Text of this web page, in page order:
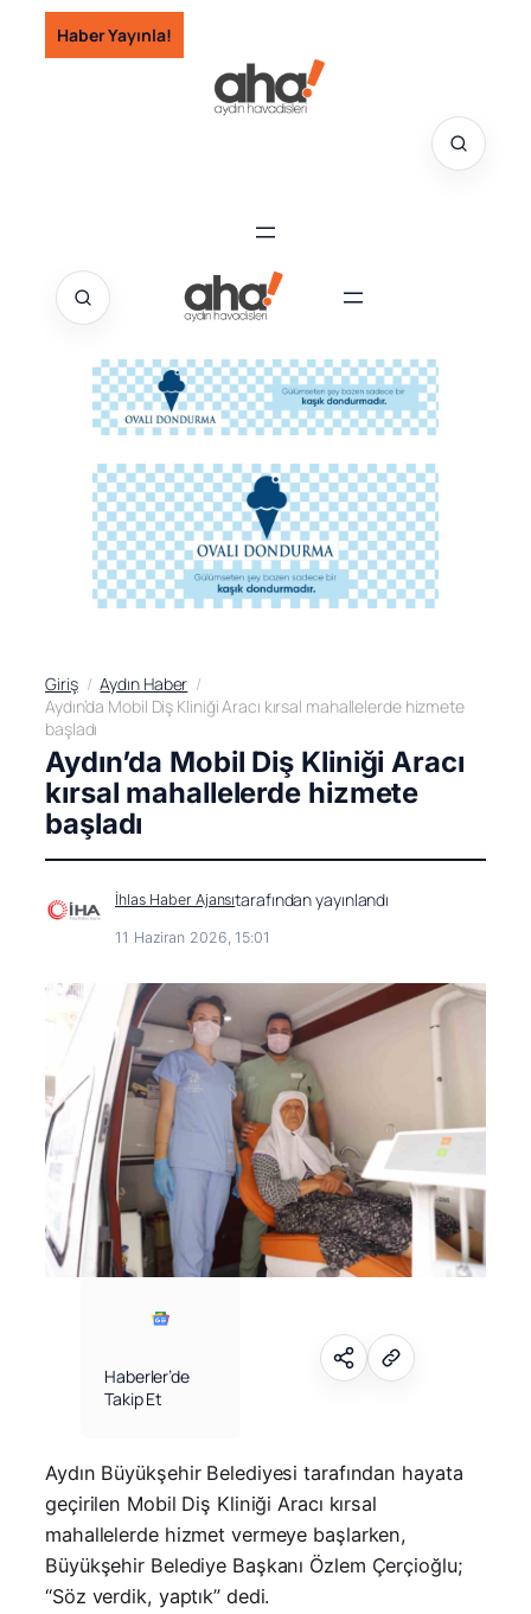
İçeriğe
geç
Haber Yayınla!
Giriş
Aydın Haber
Aydın’da Mobil Diş Kliniği Aracı kırsal mahallelerde hizmete
başladı
Aydın’da Mobil Diş Kliniği Aracı
kırsal mahallelerde hizmete
başladı
İhlas Haber Ajansıtarafından yayınlandı
11 Haziran 2026, 15:01
Haberler’de
Takip Et
Aydın Büyükşehir Belediyesi tarafından hayata
geçirilen Mobil Diş Kliniği Aracı kırsal
mahallelerde hizmet vermeye başlarken,
Büyükşehir Belediye Başkanı Özlem Çerçioğlu;
“Söz verdik, yaptık” dedi.